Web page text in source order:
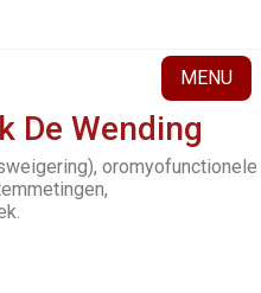
MENU
De Wending
oromyofunctionele